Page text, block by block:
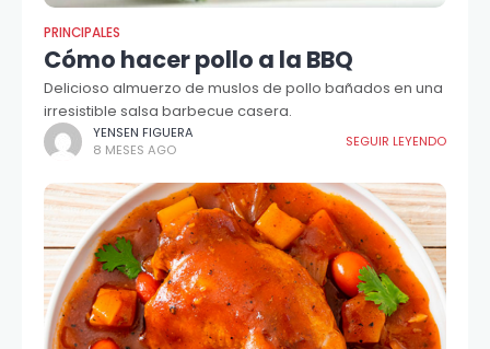
PRINCIPALES
Cómo hacer pollo a la BBQ
Delicioso almuerzo de muslos de pollo bañados en una
irresistible salsa barbecue casera.
YENSEN FIGUERA
8 MESES AGO
SEGUIR LEYENDO